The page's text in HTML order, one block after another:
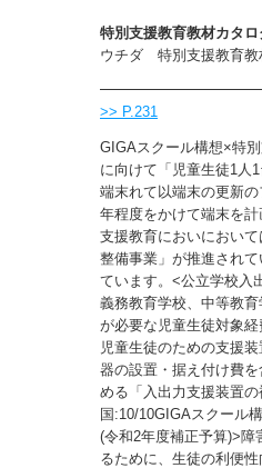
特別支援教育教材カタロ
ウチダ 特別支援教育
>> P.231
GIGAスクール構想×特
に向けて「児童生徒1人
端末れて以端末の更新
年程度をかけて端末を
支援教育においにおい
整備事業」が推進され
ています。<公立学校入
義務教育学校、中等教
が必要な児童生徒対象
児童生徒のための支援
器の設置・据え付け費
める「入出力支援装置
国:10/10GIGAスクール
(令和2年度補正予算)>障
るために、生徒の利便